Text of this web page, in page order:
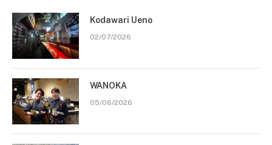
Kodawari Ueno
02/07/2026
WANOKA
05/06/2026